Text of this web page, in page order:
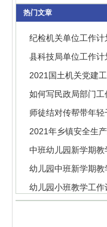
定精
热门文章
纪检机关单位工作计
县科技局单位工作计
​2021国土机关党建
如何写民政局部门工
师徒结对传帮带年
2021年乡镇安全生
中班幼儿园新学期教
幼儿园中班新学期教
幼儿园小班教学工作